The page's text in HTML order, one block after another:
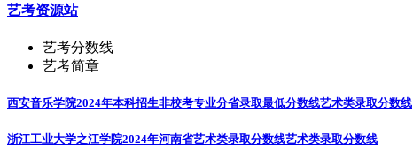
艺考资源站
艺考分数线
艺考简章
西安音乐学院2024年本科招生非校考专业分省录取最低分数线艺术类录取分数线
浙江工业大学之江学院2024年河南省艺术类录取分数线艺术类录取分数线